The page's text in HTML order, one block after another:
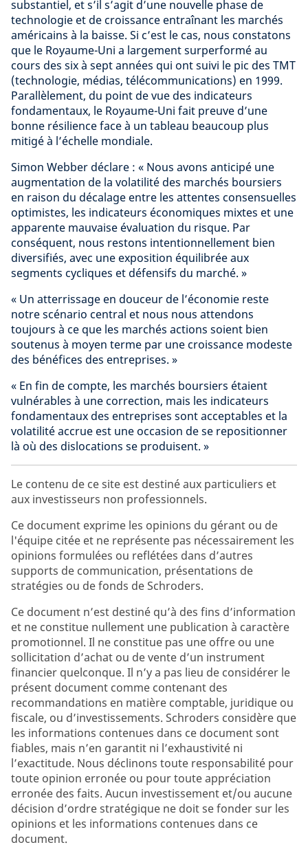
substantiel, et s’il s’agit d’une nouvelle phase de
technologie et de croissance entraînant les marchés
américains à la baisse. Si c’est le cas, nous constatons
que le Royaume-Uni a largement surperformé au
cours des six à sept années qui ont suivi le pic des TMT
(technologie, médias, télécommunications) en 1999.
Parallèlement, du point de vue des indicateurs
fondamentaux, le Royaume-Uni fait preuve d’une
bonne résilience face à un tableau beaucoup plus
mitigé à l’échelle mondiale.
Simon Webber déclare : « Nous avons anticipé une
augmentation de la volatilité des marchés boursiers
en raison du décalage entre les attentes consensuelles
optimistes, les indicateurs économiques mixtes et une
apparente mauvaise évaluation du risque. Par
conséquent, nous restons intentionnellement bien
diversifiés, avec une exposition équilibrée aux
segments cycliques et défensifs du marché. »
« Un atterrissage en douceur de l’économie reste
notre scénario central et nous nous attendons
toujours à ce que les marchés actions soient bien
soutenus à moyen terme par une croissance modeste
des bénéfices des entreprises. »
« En fin de compte, les marchés boursiers étaient
vulnérables à une correction, mais les indicateurs
fondamentaux des entreprises sont acceptables et la
volatilité accrue est une occasion de se repositionner
là où des dislocations se produisent. »
Le contenu de ce site est destiné aux particuliers et
aux investisseurs non professionnels.
Ce document exprime les opinions du gérant ou de
l'équipe citée et ne représente pas nécessairement les
opinions formulées ou reflétées dans d’autres
supports de communication, présentations de
stratégies ou de fonds de Schroders.
Ce document n’est destiné qu’à des fins d’information
et ne constitue nullement une publication à caractère
promotionnel. Il ne constitue pas une offre ou une
sollicitation d’achat ou de vente d’un instrument
financier quelconque. Il n’y a pas lieu de considérer le
présent document comme contenant des
recommandations en matière comptable, juridique ou
fiscale, ou d’investissements. Schroders considère que
les informations contenues dans ce document sont
fiables, mais n’en garantit ni l’exhaustivité ni
l’exactitude. Nous déclinons toute responsabilité pour
toute opinion erronée ou pour toute appréciation
erronée des faits. Aucun investissement et/ou aucune
décision d’ordre stratégique ne doit se fonder sur les
opinions et les informations contenues dans ce
document.